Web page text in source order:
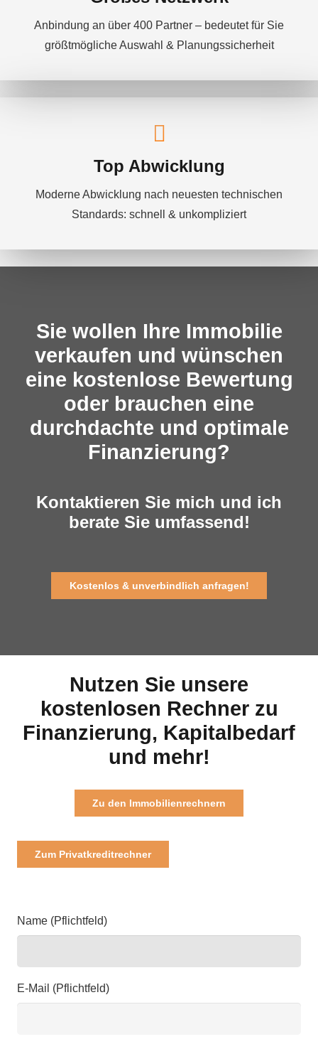
Anbindung an über 400 Partner – bedeutet für Sie
größtmögliche Auswahl & Planungssicherheit
Top Abwicklung
Moderne Abwicklung nach neuesten technischen
Standards: schnell & unkompliziert
Sie wollen Ihre Immobilie
verkaufen und wünschen
eine kostenlose Bewertung
oder brauchen eine
durchdachte und optimale
Finanzierung?
Kontaktieren Sie mich und ich
berate Sie umfassend!
Kostenlos & unverbindlich anfragen!
Nutzen Sie unsere
kostenlosen Rechner zu
Finanzierung, Kapitalbedarf
und mehr!
Zu den Immobilienrechnern
Zum Privatkreditrechner
Name (Pflichtfeld)
E-Mail (Pflichtfeld)